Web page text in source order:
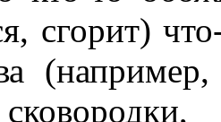
сгорит)